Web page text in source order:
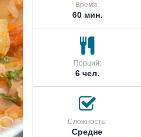
Время:
60 мин.
Порций:
6 чел.
Сложность:
Средне